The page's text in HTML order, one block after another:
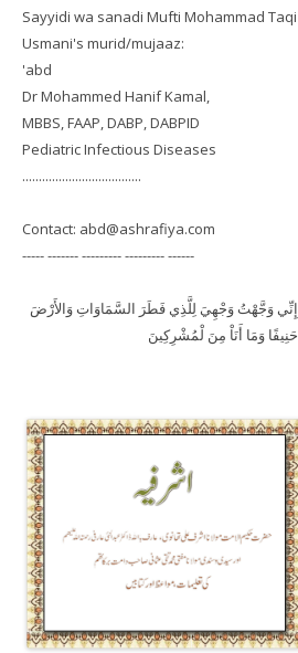
Sayyidi wa sanadi Mufti Mohammad Taqi
Usmani's murid/mujaaz:
'abd
Dr Mohammed Hanif Kamal,
MBBS, FAAP, DABP, DABPID
Pediatric Infectious Diseases
....................................
Contact: abd@ashrafiya.com
----- ------- --------- --------- ------
إِنِّي وَجَّهْتُ وَجْهِيَ لِلَّذِي فَطَرَ السَّمَاوَاتِ وَالأَرْضَ
حَنِيفًا وَمَا أَنَاْ مِنَ لْمُشْرِكِينَ